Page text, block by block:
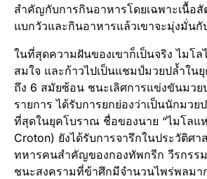
สำคัญกับการกินอาหารโดยเฉพาะเนื้อ
แบกวัวและกินอาหารแล้วเขาจะมุ่งมั่นกั
ในที่สุดความฝันของเขาก็เป็นจริง ไมโล
สมใจ และก้าวไปเป็นแชมป์มวยปล้ำใน
ถึง 6 สมัยซ้อน ชนะเลิศการแข่งขันมว
รายการ ได้รับการยกย่องว่าเป็นนักมวย
ที่สุดในยุคโบราณ ชื่อของนาย “ไมโลแ
Croton) ยังได้รับการจารึกในประวัติศา
ทหารคนสำคัญของกองทัพกรีก วีรกรร
ชนะสงครามที่ข้าศึกมีจำนวนไพร่พลมา